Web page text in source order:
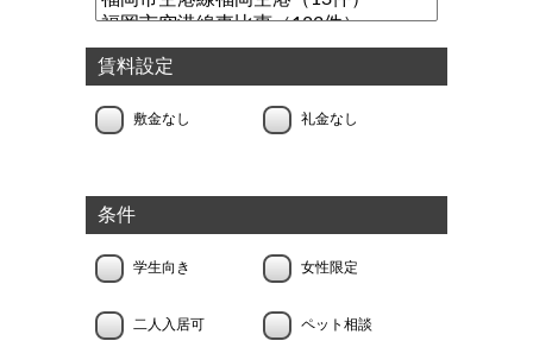
賃料設定
敷金なし 礼金なし
条件
学生向き 女性限定
二人入居可 ペット相談